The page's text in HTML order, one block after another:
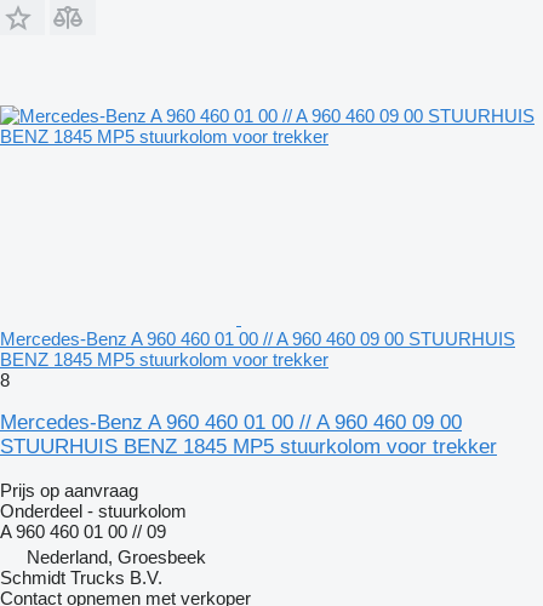
Mercedes-Benz A 960 460 01 00 // A 960 460 09 00 STUURHUIS
BENZ 1845 MP5 stuurkolom voor trekker
8
Mercedes-Benz A 960 460 01 00 // A 960 460 09 00
STUURHUIS BENZ 1845 MP5 stuurkolom voor trekker
Prijs op aanvraag
Onderdeel - stuurkolom
A 960 460 01 00 // 09
Nederland, Groesbeek
Schmidt Trucks B.V.
Contact opnemen met verkoper